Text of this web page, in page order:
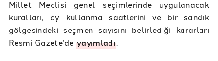
Millet Meclisi genel seçimlerinde uygulanacak
kuralları, oy kullanma saatlerini ve bir sandık
gölgesindeki seçmen sayısını belirlediği kararları
Resmi Gazete’deyayımladı.